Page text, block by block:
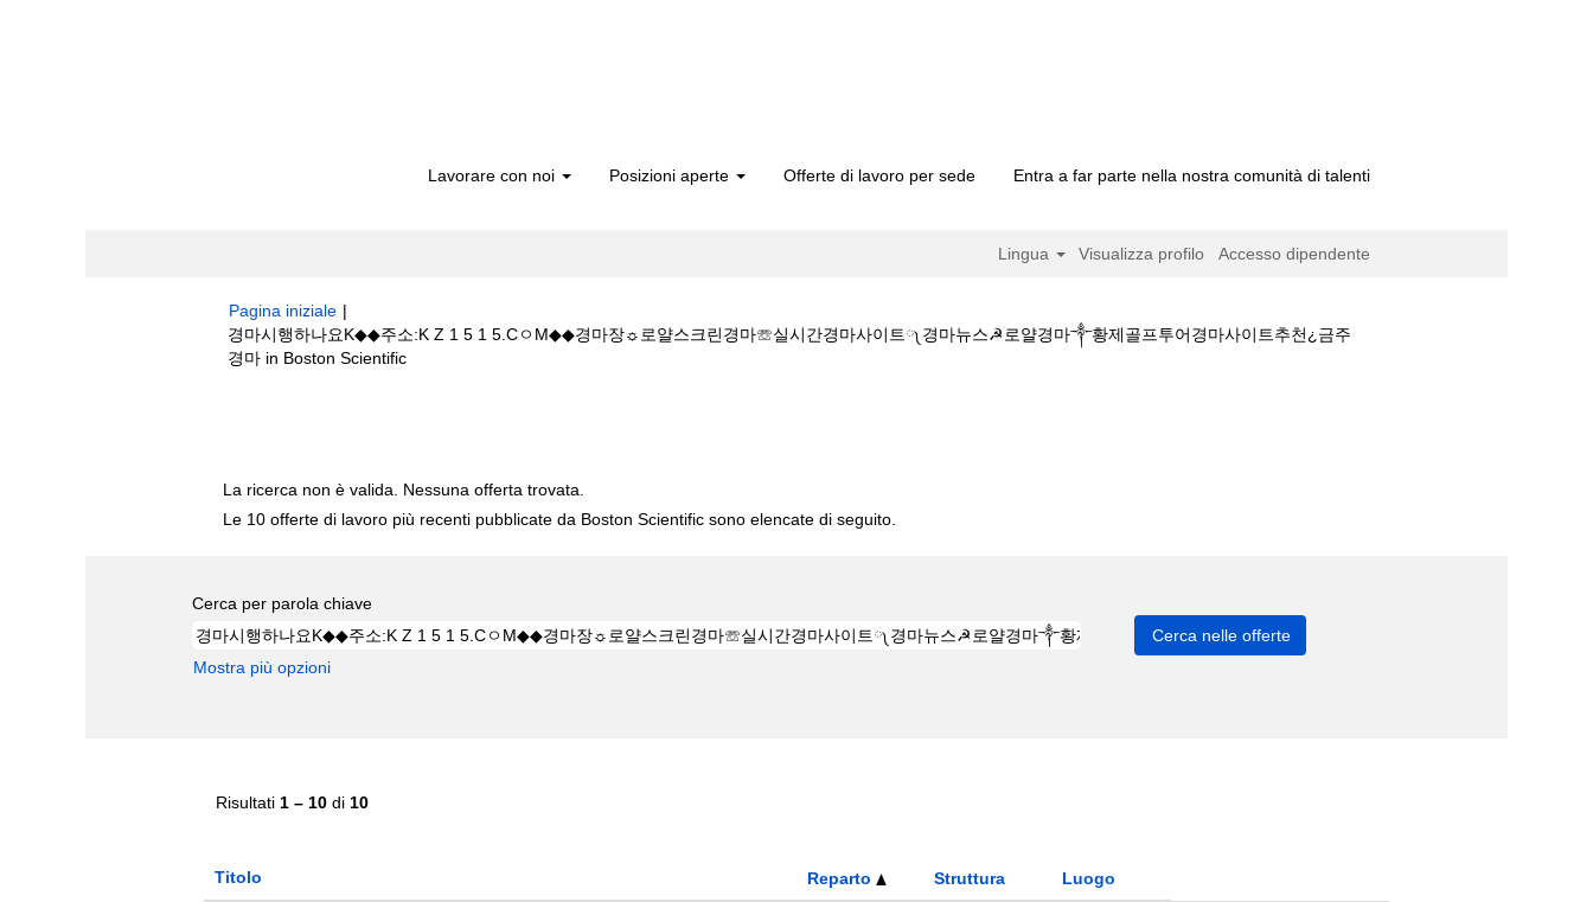
Lavorare con noi Posizioni aperte Offerte di lavoro per sede Entra a far parte nella nostra comunità di talenti
Lingua Visualizza profilo Accesso dipendente
Pagina iniziale |
경마시행하나요K◆◆주소:K Z 1 5 1 5.CㅇM◆◆경마장☼로얄스크린경마☏실시간경마사이트༾경마뉴스☭로얄경마༒황제골프투어경마사이트추천¿금주
경마 in Boston Scientific(pagina
La ricerca non è valida. Nessuna offerta trovata.
Le 10 offerte di lavoro più recenti pubblicate da Boston Scientific sono elencate di seguito.
Cerca per parola chiave
Mostra più opzioni
Risultati 1 – 10 di 10
Titolo Reparto Struttura Luogo